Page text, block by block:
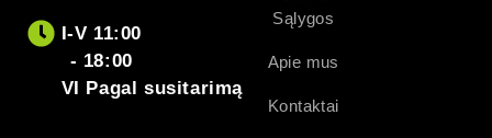
I-V 11:00
- 18:00
VI Pagal susitarimą
Sąlygos
Apie mus
Kontaktai